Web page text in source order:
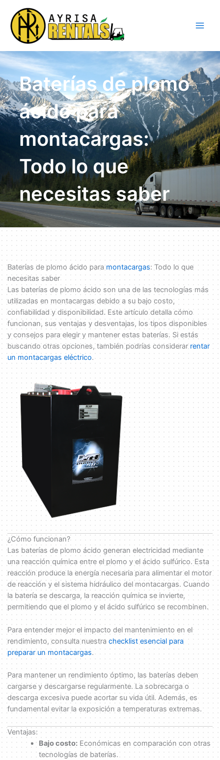
contenido
Baterías de plomo
ácido para
montacargas:
Todo lo que
necesitas saber
Baterías de plomo ácido para montacargas: Todo lo que
necesitas saber
Las baterías de plomo ácido son una de las tecnologías más
utilizadas en montacargas debido a su bajo costo,
confiabilidad y disponibilidad. Este artículo detalla cómo
funcionan, sus ventajas y desventajas, los tipos disponibles
y consejos para elegir y mantener estas baterías. Si estás
buscando otras opciones, también podrías considerar rentar
un montacargas eléctrico.
¿Cómo funcionan?
Las baterías de plomo ácido generan electricidad mediante
una reacción química entre el plomo y el ácido sulfúrico. Esta
reacción produce la energía necesaria para alimentar el motor
de reacción y el sistema hidráulico del montacargas. Cuando
la batería se descarga, la reacción química se invierte,
permitiendo que el plomo y el ácido sulfúrico se recombinen.
Para entender mejor el impacto del mantenimiento en el
rendimiento, consulta nuestra checklist esencial para
preparar un montacargas.
Para mantener un rendimiento óptimo, las baterías deben
cargarse y descargarse regularmente. La sobrecarga o
descarga excesiva puede acortar su vida útil. Además, es
fundamental evitar la exposición a temperaturas extremas.
Ventajas:
Bajo costo:Económicas en comparación con otras
tecnologías de baterías.